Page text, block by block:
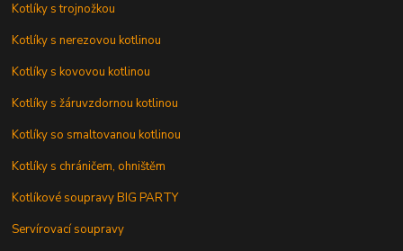
Kotlíky s trojnožkou
Kotlíky s nerezovou kotlinou
Kotlíky s kovovou kotlinou
Kotlíky s žáruvzdornou kotlinou
Kotlíky so smaltovanou kotlinou
Kotlíky s chráničem, ohništěm
Kotlíkové soupravy BIG PARTY
Servírovací soupravy